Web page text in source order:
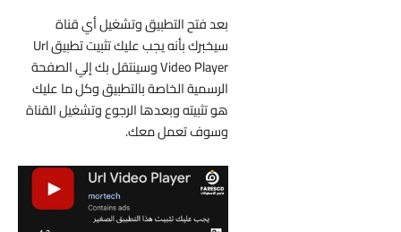
بعد فتح التطبيق وتشغيل أي قناة
سيخبرك بأنه يجب عليك تثبيت تطبيق Url
Video Player وسينتقل بك إلي الصفحة
الرسمية الخاصة بالتطبيق وكل ما عليك
هو تثبيته وبعدها الرجوع وتشغيل القناة
وسوف تعمل معك.